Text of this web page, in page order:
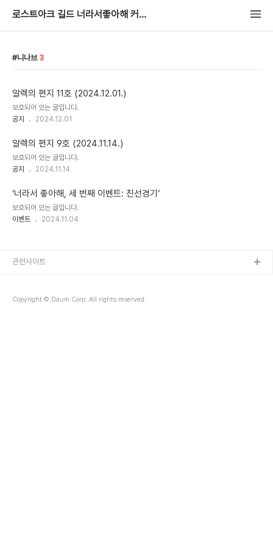
로스트아크 길드 너라서좋아해 커뮤니티
니나브 3
알렉의 편지 11호 (2024.12.01.)
보호되어 있는 글입니다.
공지
2024.12.01
알렉의 편지 9호 (2024.11.14.)
보호되어 있는 글입니다.
공지
2024.11.14
‘너라서 좋아해, 세 번째 이벤트: 친선경기‘
보호되어 있는 글입니다.
이벤트
2024.11.04
Copyright © Daum Corp. All rights reserved.
관련사이트